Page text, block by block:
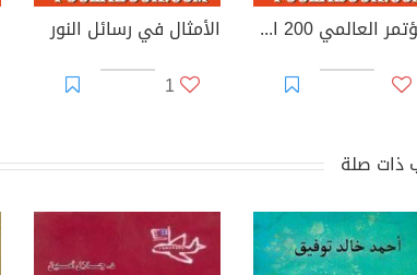
المؤتمر العالمي 200 الإنسان فى التوراة والإنجيل دراسة من منظور النورسي
الأمثال في رسائل النور
1
ذات صلة